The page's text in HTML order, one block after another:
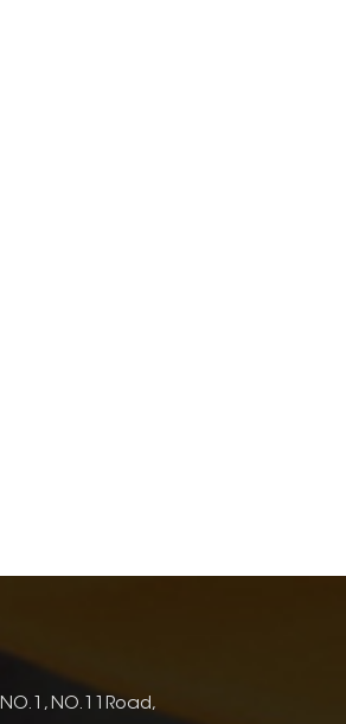
NO.11Road,